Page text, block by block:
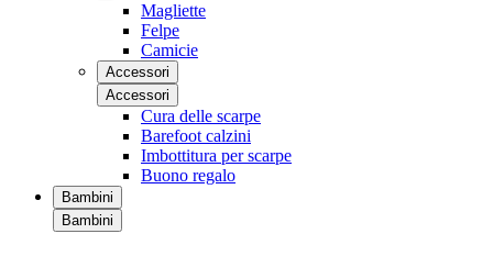
Magliette
Felpe
Camicie
Accessori
Accessori
Cura delle scarpe
Barefoot calzini
Imbottitura per scarpe
Buono regalo
Bambini
Bambini